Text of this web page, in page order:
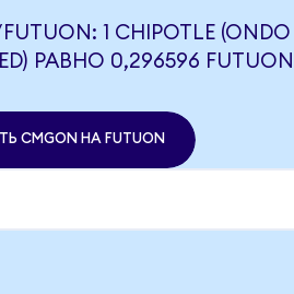
1 CHIPOTLE (ONDO
РАВНО 0,296596 FUTUON
CMGON НА FUTUON